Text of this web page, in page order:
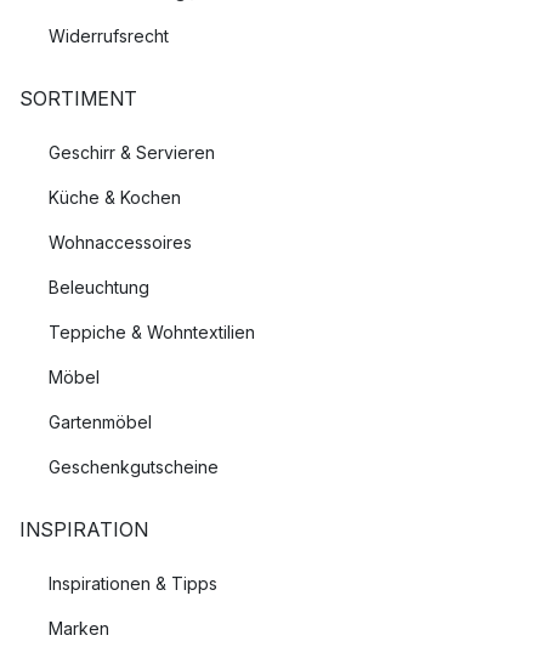
Widerrufsrecht
SORTIMENT
Geschirr & Servieren
Küche & Kochen
Wohnaccessoires
Beleuchtung
Teppiche & Wohntextilien
Möbel
Gartenmöbel
Geschenkgutscheine
INSPIRATION
Inspirationen & Tipps
Marken